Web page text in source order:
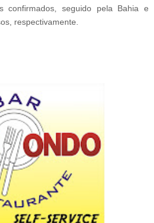
confirmados, seguido pela Bahia e
respectivamente.